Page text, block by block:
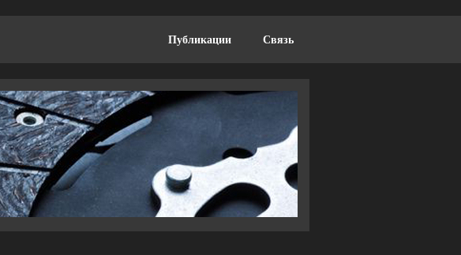
Публикации Связь